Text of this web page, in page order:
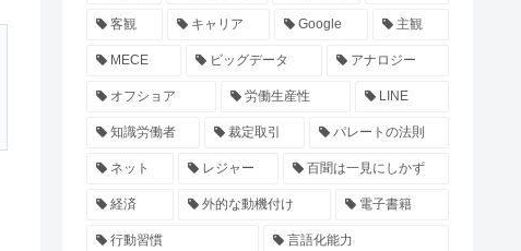
客観 キャリア Google 主観
MECE ビッグデータ アナロジー
オフショア 労働生産性 LINE
知識労働者 裁定取引 パレートの法則
ネット レジャー 百聞は一見にしかず
経済 外的な動機付け 電子書籍
行動習慣 言語化能力